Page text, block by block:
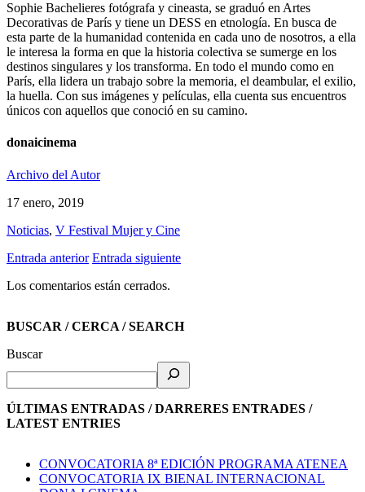
Sophie Bachelieres fotógrafa y cineasta, se graduó en Artes
Decorativas de París y tiene un DESS en etnología. En busca de
esta parte de la humanidad contenida en cada uno de nosotros, a ella
le interesa la forma en que la historia colectiva se sumerge en los
destinos singulares y los transforma. En todo el mundo como en
París, ella lidera un trabajo sobre la memoria, el deambular, el exilio,
la huella. Con sus imágenes y películas, ella cuenta sus encuentros
únicos con aquellos que conoció en su camino.
donaicinema
Archivo del Autor
17 enero, 2019
Noticias, V Festival Mujer y Cine
Entrada anterior Entrada siguiente
Los comentarios están cerrados.
BUSCAR / CERCA / SEARCH
Buscar
ÚLTIMAS ENTRADAS / DARRERES ENTRADES /
LATEST ENTRIES
CONVOCATORIA 8ª EDICIÓN PROGRAMA ATENEA
CONVOCATORIA IX BIENAL INTERNACIONAL